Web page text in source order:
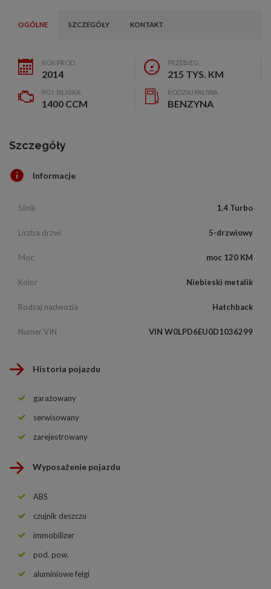
OGÓLNE SZCZEGÓŁY KONTAKT
ROK PROD.
2014
PRZEBIEG
215 TYS. KM
POJ. SILNIKA
1400 CCM
RODZAJ PALIWA
BENZYNA
Szczegóły
Informacje
Silnik 1.4 Turbo
Liczba drzwi 5-drzwiowy
Moc moc 120 KM
Kolor Niebieski metalik
Rodzaj nadwozia Hatchback
Numer VIN VIN W0LPD6EU0D1036299
Historia pojazdu
garażowany
serwisowany
zarejestrowany
Wyposażenie pojazdu
ABS
czujnik deszczu
immobilizer
pod. pow.
aluminiowe felgi